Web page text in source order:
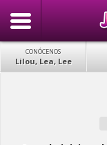
CONÓCENOS
Lilou, Lea, Lee